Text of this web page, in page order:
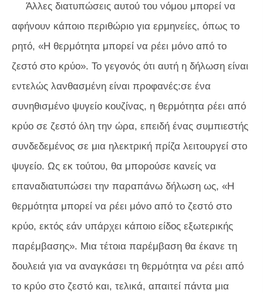
Άλλες διατυπώσεις αυτού του νόμου μπορεί να
αφήνουν κάποιο περιθώριο για ερμηνείες, όπως το
ρητό, «Η θερμότητα μπορεί να ρέει μόνο από το
ζεστό στο κρύο». Το γεγονός ότι αυτή η δήλωση είναι
εντελώς λανθασμένη είναι προφανές:σε ένα
συνηθισμένο ψυγείο κουζίνας, η θερμότητα ρέει από
κρύο σε ζεστό όλη την ώρα, επειδή ένας συμπιεστής
συνδεδεμένος σε μια ηλεκτρική πρίζα λειτουργεί στο
ψυγείο. Ως εκ τούτου, θα μπορούσε κανείς να
επαναδιατυπώσει την παραπάνω δήλωση ως, «Η
θερμότητα μπορεί να ρέει μόνο από το ζεστό στο
κρύο, εκτός εάν υπάρχει κάποιο είδος εξωτερικής
παρέμβασης». Μια τέτοια παρέμβαση θα έκανε τη
δουλειά για να αναγκάσει τη θερμότητα να ρέει από
το κρύο στο ζεστό και, τελικά, απαιτεί πάντα μια